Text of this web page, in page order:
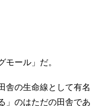
ール」だ。
舎の生命線として有名
」のはただの田舎であ